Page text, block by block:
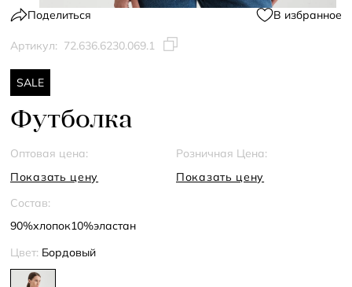
Поделиться В избранное
Артикул: 72.636.6230.069.1
SALE
Футболка
Оптовая цена:
Показать цену
Розничная Цена:
Показать цену
Состав:
90%хлопок10%эластан
Цвет: Бордовый